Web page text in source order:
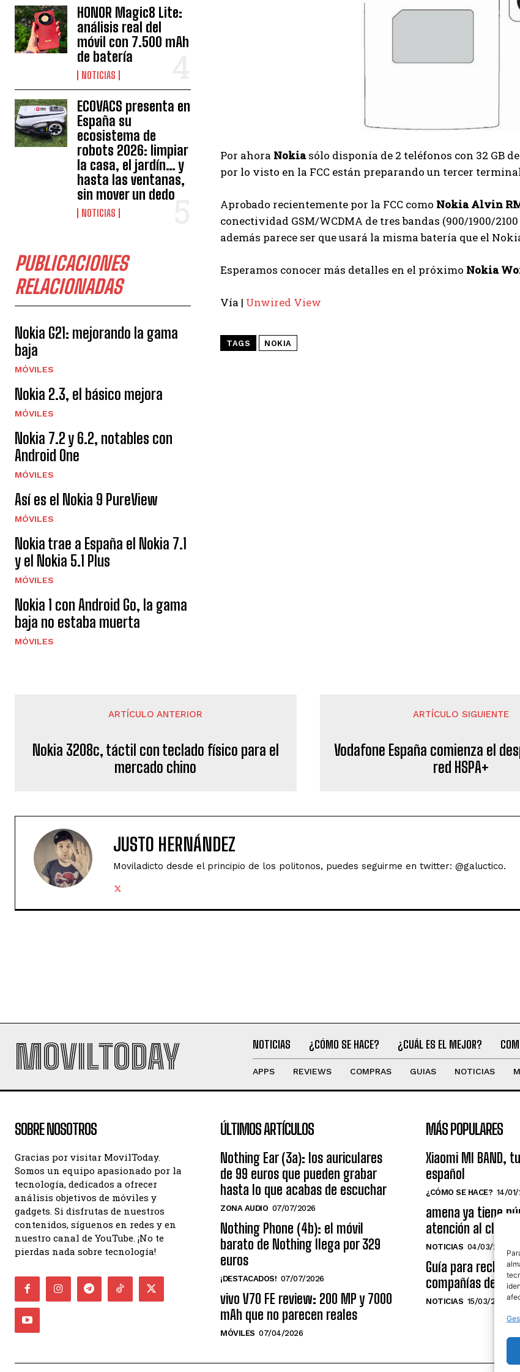
HONOR Magic8 Lite:
análisis real del
móvil con 7.500 mAh
de batería
NOTICIAS
ECOVACS presenta en
España su
ecosistema de
robots 2026: limpiar
la casa, el jardín… y
hasta las ventanas,
sin mover un dedo
NOTICIAS
PUBLICACIONES
RELACIONADAS
Nokia G21: mejorando la gama
baja
MÓVILES
Nokia 2.3, el básico mejora
MÓVILES
Nokia 7.2 y 6.2, notables con
Android One
MÓVILES
Así es el Nokia 9 PureView
MÓVILES
Nokia trae a España el Nokia 7.1
y el Nokia 5.1 Plus
MÓVILES
Nokia 1 con Android Go, la gama
baja no estaba muerta
MÓVILES
Por ahora Nokiasólo disponía de 2 teléfonos con 32 GB
por lo visto en la FCC están preparando un tercer
Aprobado recientemente por la FCC como Nokia Alvin
conectividad GSM/WCDMA de tres bandas (900/1900/
además parece ser que usará la misma batería que el
Esperamos conocer más detalles en el próximo Nokia
Vía | Unwired View
TAGS NOKIA
ARTÍCULO ANTERIOR
Nokia 3208c, táctil con teclado físico para el
mercado chino
ARTÍCULO SIGUIENTE
Vodafone España comienza el
red HSPA+
JUSTO HERNÁNDEZ
Moviladicto desde el principio de los politonos, puedes seguirme en twitter: @galuctico.
MOVILTODAY NOTICIAS ¿CÓMO SE HACE? ¿CUÁL ES EL MEJOR?
APPS REVIEWS COMPRAS GUIAS NOTICIAS
SOBRE NOSOTROS
Gracias por visitar MovilToday.
Somos un equipo apasionado por la
tecnología, dedicados a ofrecer
análisis objetivos de móviles y
gadgets. Si disfrutas de nuestros
contenidos, síguenos en redes y en
nuestro canal de YouTube. ¡No te
pierdas nada sobre tecnología!
ÚLTIMOS ARTÍCULOS
Nothing Ear (3a): los auriculares
de 99 euros que pueden grabar
hasta lo que acabas de escuchar
ZONA AUDIO 07/07/2026
Nothing Phone (4b): el móvil
barato de Nothing llega por 329
euros
¡DESTACADOS! 07/07/2026
vivo V70 FE review: 200 MP y 7000
mAh que no parecen reales
MÓVILES 07/04/2026
MÁS POPULARES
Xiaomi MI BAND,
español
¿CÓMO SE HACE? 14/01/
amena ya tiene
atención al cliente
NOTICIAS 04/03/2014
Guía para
compañías de
NOTICIAS 15/03/2009